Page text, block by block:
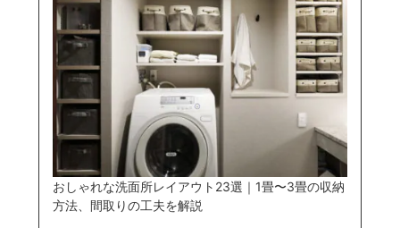
おしゃれな洗面所レイアウト23選｜1畳〜3畳の収納
方法、間取りの工夫を解説